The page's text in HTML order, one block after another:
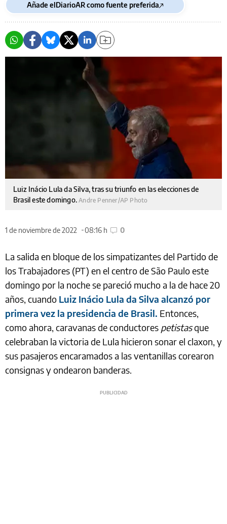
Añade elDiarioAR como fuente preferida
Luiz Inácio Lula da Silva, tras su triunfo en las elecciones de
Brasil este domingo.Andre Penner/AP Photo
1 de noviembre de 2022 08:16 h 0
La salida en bloque de los simpatizantes del Partido de
los Trabajadores (PT) en el centro de São Paulo este
domingo por la noche se pareció mucho a la de hace 20
años, cuando Luiz Inácio Lula da Silva alcanzó por
primera vez la presidencia de Brasil. Entonces,
como ahora, caravanas de conductores petistasque
celebraban la victoria de Lula hicieron sonar el claxon, y
sus pasajeros encaramados a las ventanillas corearon
consignas y ondearon banderas.